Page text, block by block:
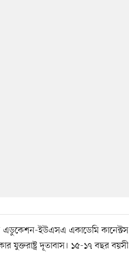
এডুকেশন-ইউএসএ একাডেমি কানেক্টস
যুক্তরাষ্ট্র দূতাবাস। ১৫-১৭ বছর বয়সী